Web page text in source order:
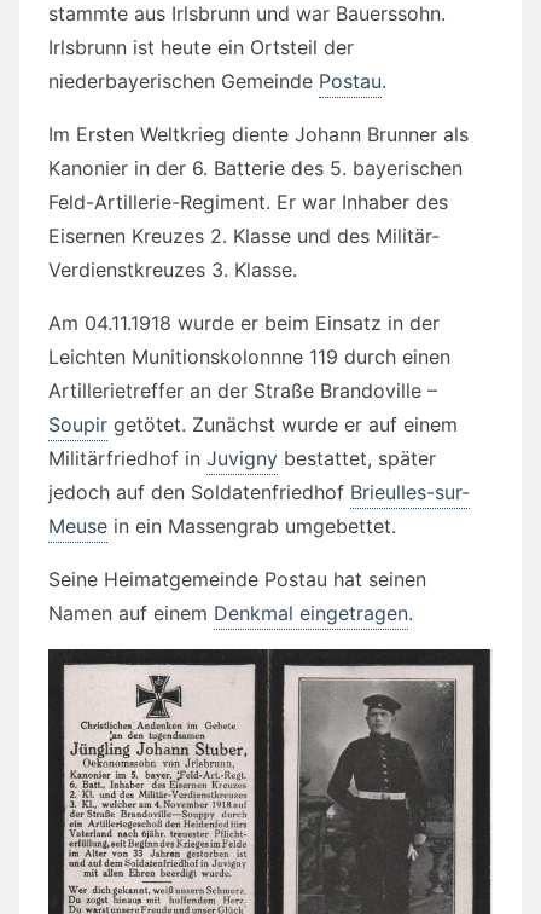
stammte aus Irlsbrunn und war Bauerssohn.
Irlsbrunn ist heute ein Ortsteil der
niederbayerischen Gemeinde Postau.
Im Ersten Weltkrieg diente Johann Brunner als
Kanonier in der 6. Batterie des 5. bayerischen
Feld-Artillerie-Regiment. Er war Inhaber des
Eisernen Kreuzes 2. Klasse und des Militär-
Verdienstkreuzes 3. Klasse.
Am 04.11.1918 wurde er beim Einsatz in der
Leichten Munitionskolonnne 119 durch einen
Artillerietreffer an der Straße Brandoville –
Soupir getötet. Zunächst wurde er auf einem
Militärfriedhof in Juvigny bestattet, später
jedoch auf den Soldatenfriedhof Brieulles-sur-
Meuse in ein Massengrab umgebettet.
Seine Heimatgemeinde Postau hat seinen
Namen auf einem Denkmal eingetragen.